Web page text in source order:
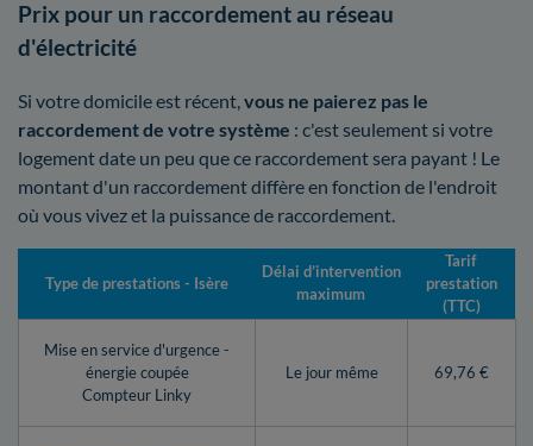
Prix pour un raccordement au réseau
d'électricité
Si votre domicile est récent,vous ne paierez pas le
raccordement de votre système : c'est seulement si votre
logement date un peu que ce raccordement sera payant ! Le
montant d'un raccordement diffère en fonction de l'endroit
où vous vivez et la puissance de raccordement.
Type de prestations - Isère
Délai d’intervention
maximum
Tarif
prestation
(TTC)
Mise en service d'urgence -
énergie coupée
Compteur Linky
Le jour même 69,76 €